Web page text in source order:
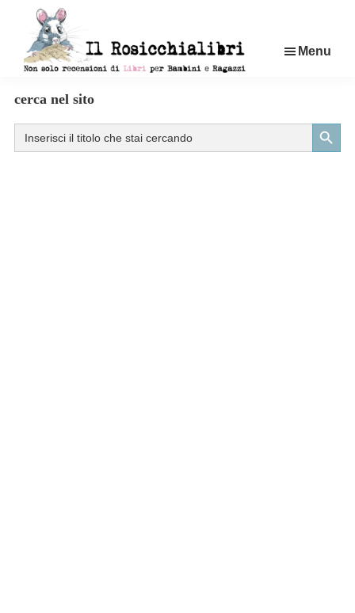
contenuto
di
libri
per
Menu
cerca nel sito
Search
for:
Search Button